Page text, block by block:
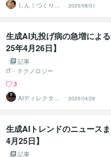
しん｜つくり手
応援サポーター
2025/08/01
生成AI丸投げ病の急増によ
25年4月26日】
記事
IT・テクノロジー
3
AIディレクターZ
EN「生成AI」特
化
2025/04/26
生成AIトレンドのニュース
4月25日】
記事